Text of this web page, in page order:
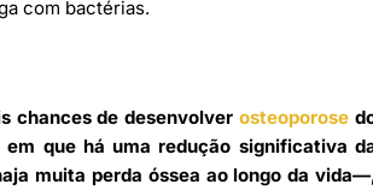
com bactérias.
chances de desenvolverosteoporose
em que há uma redução significativa
muita perda óssea ao longo da